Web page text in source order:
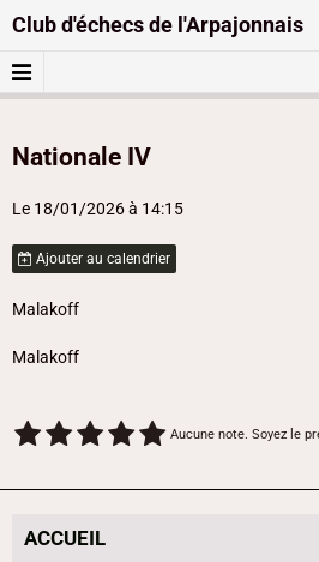
Club d'échecs de l'Arpajonnais
Nationale IV
Le 18/01/2026à 14:15
Ajouter au calendrier
Malakoff
Malakoff
Aucune note. Soyez le
ACCUEIL